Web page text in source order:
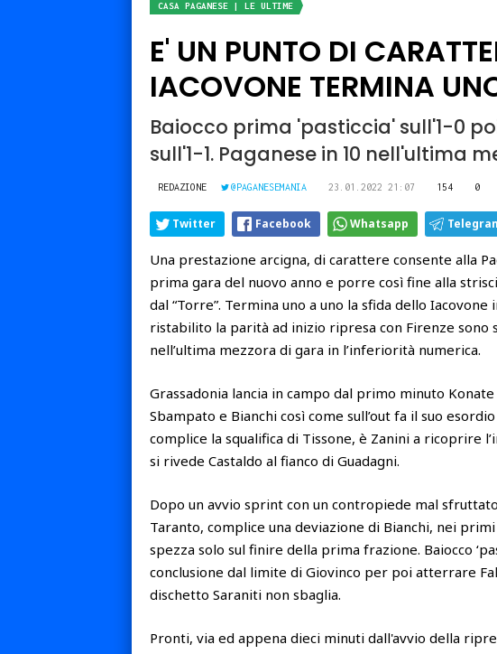
CASA PAGANESE | LE ULTIME
E' UN PUNTO DI
IACOVONE TERMINA
Baiocco prima 'pasticcia' sull'1-0
sull'1-1. Paganese in 10 nell'ultima
REDAZIONE @PAGANESEMANIA 23.01.2022 21:07 154 0
Twitter Facebook Whatsapp
Una prestazione arcigna, di carattere consente alla
prima gara del nuovo anno e porre così fine alla
dal “Torre”. Termina uno a uno la sfida dello
ristabilito la parità ad inizio ripresa con Firenze
nell’ultima mezzora di gara in l’inferiorità numerica.
Grassadonia lancia in campo dal primo minuto
Sbampato e Bianchi così come sull’out fa il suo
complice la squalifica di Tissone, è Zanini a ricoprire
si rivede Castaldo al fianco di Guadagni.
Dopo un avvio sprint con un contropiede mal
Taranto, complice una deviazione di Bianchi, nei
spezza solo sul finire della prima frazione. Baiocco
conclusione dal limite di Giovinco per poi atterrare
dischetto Saraniti non sbaglia.
Pronti, via ed appena dieci minuti dall'avvio della